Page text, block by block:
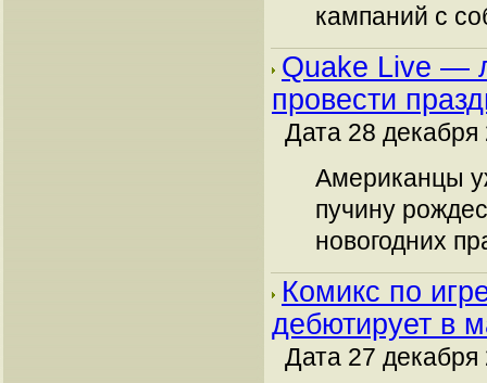
кампаний с
Quake Live —
провести
Дата 28 декабря
Американцы
пучину
новогодних
Комикс по
дебютирует в
Дата 27 декабря